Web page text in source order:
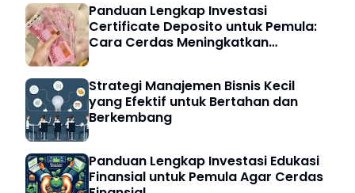
Panduan Lengkap Investasi
Certificate Deposito untuk Pemula:
Cara Cerdas Meningkatkan
Strategi Manajemen Bisnis Kecil
yang Efektif untuk Bertahan dan
Berkembang
Panduan Lengkap Investasi Edukasi
Finansial untuk Pemula Agar Cerdas